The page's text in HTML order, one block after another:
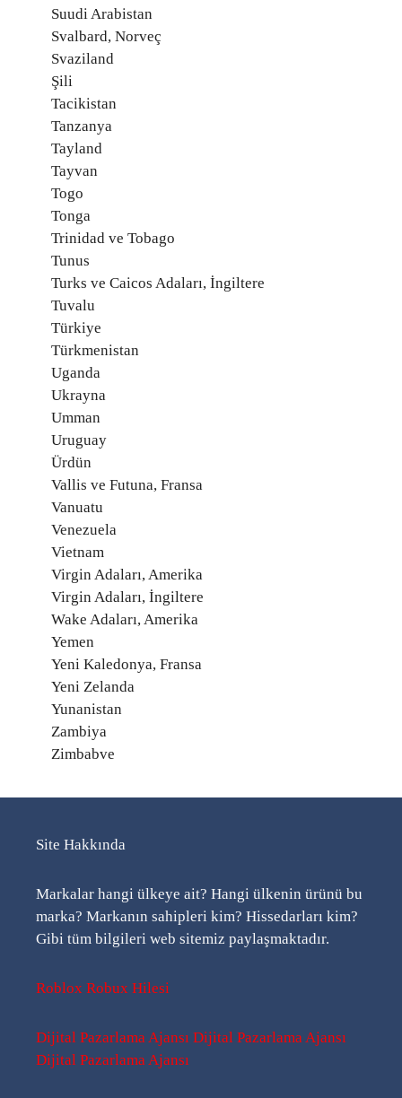
Suudi Arabistan
Svalbard, Norveç
Svaziland
Şili
Tacikistan
Tanzanya
Tayland
Tayvan
Togo
Tonga
Trinidad ve Tobago
Tunus
Turks ve Caicos Adaları, İngiltere
Tuvalu
Türkiye
Türkmenistan
Uganda
Ukrayna
Umman
Uruguay
Ürdün
Vallis ve Futuna, Fransa
Vanuatu
Venezuela
Vietnam
Virgin Adaları, Amerika
Virgin Adaları, İngiltere
Wake Adaları, Amerika
Yemen
Yeni Kaledonya, Fransa
Yeni Zelanda
Yunanistan
Zambiya
Zimbabve
Site Hakkında
Markalar hangi ülkeye ait? Hangi ülkenin ürünü bu
marka? Markanın sahipleri kim? Hissedarları kim?
Gibi tüm bilgileri web sitemiz paylaşmaktadır.
Roblox Robux Hilesi
Dijital Pazarlama Ajansı Dijital Pazarlama Ajansı
Dijital Pazarlama Ajansı